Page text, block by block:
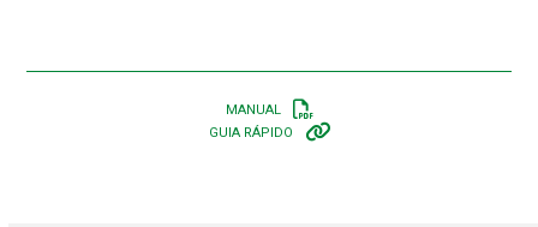
MANUAL
GUIA RÁPIDO